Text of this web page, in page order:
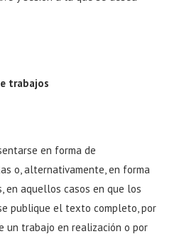
trabajos
en forma de
o, alternativamente, en forma
en aquellos casos en que los
publique el texto completo, por
un trabajo en realización o por